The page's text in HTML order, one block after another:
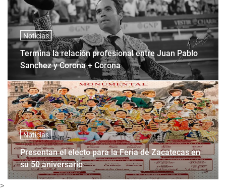
Noticias
Termina la relación profesional entre Juan Pablo
Sanchez y Corona + Corona
Noticias
Presentan el electo para la Feria de Zacatecas en
su 50 aniversario
>